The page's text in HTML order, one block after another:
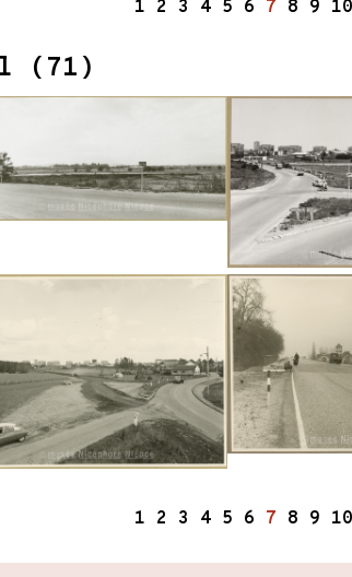
1 2 3 4 5 6 7 8 9 10
(71)
1 2 3 4 5 6 7 8 9 10